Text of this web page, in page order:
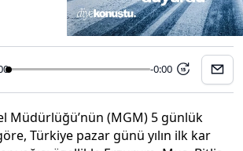
-0:00 15
Müdürlüğü’nün (MGM) 5 günlük
Türkiye pazar günü yılın ilk kar